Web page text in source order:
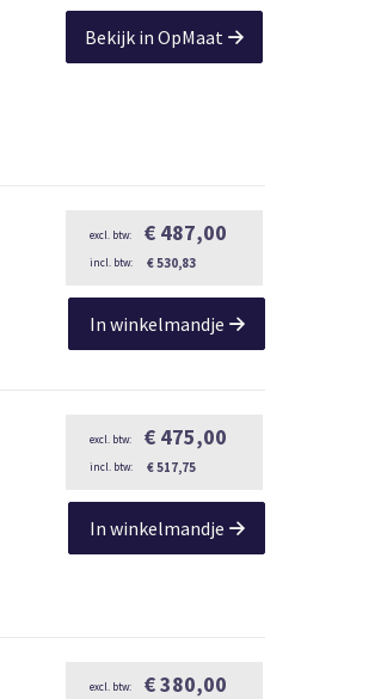
Bekijk in OpMaat
€ 487,00
€ 530,83
In winkelmandje
€ 475,00
€ 517,75
In winkelmandje
€ 380,00